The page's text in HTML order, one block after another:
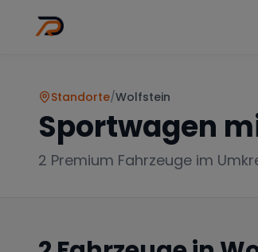
Standorte/Wolfstein
Sportwagen
2 Premium Fahrzeuge im